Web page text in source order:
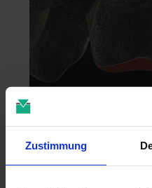
Zustimmung
Zahntechnik im 4D-Zeitalter